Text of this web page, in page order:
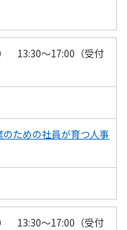
13:30～17:00（受付
ための社員が育つ人事
13:30～17:00（受付